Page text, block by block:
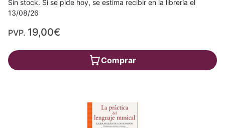
Sin stock. Si se pide hoy, se estima recibir en la librería el
13/08/26
PVP. 19,00€
Comprar